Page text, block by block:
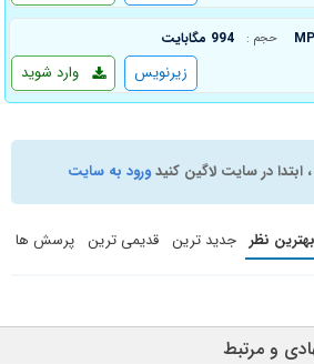
حجم : 994 مگابایت
وارد شوید زیرنویس
در سایت لاگین کنیدورود به سایت
بهترین نظر جدید ترین قدیمی ترین پرسش ها
و مرتبط